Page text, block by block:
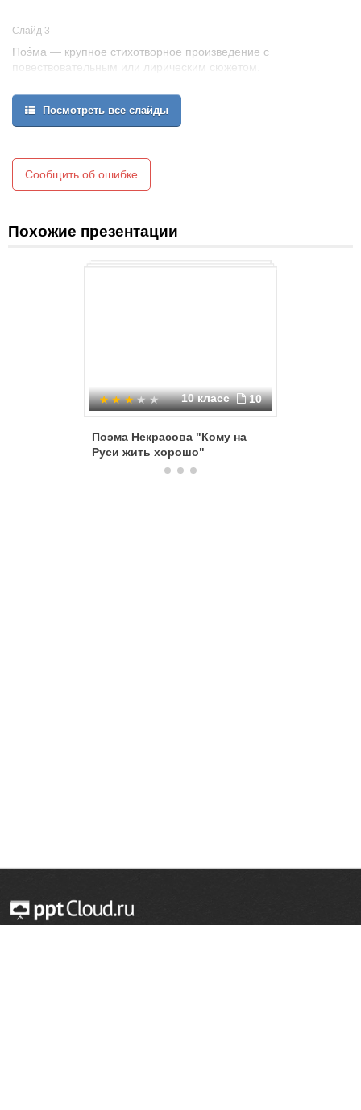
Слайд 3
Поэ́ма — крупное стихотворное произведение с
повествовательным или лирическим сюжетом.
повествующее о значительных исторических событиях
Посмотреть все слайды
Сообщить об ошибке
Похожие презентации
10 класс 10
Поэма Некрасова "Кому на
Руси жить хорошо"